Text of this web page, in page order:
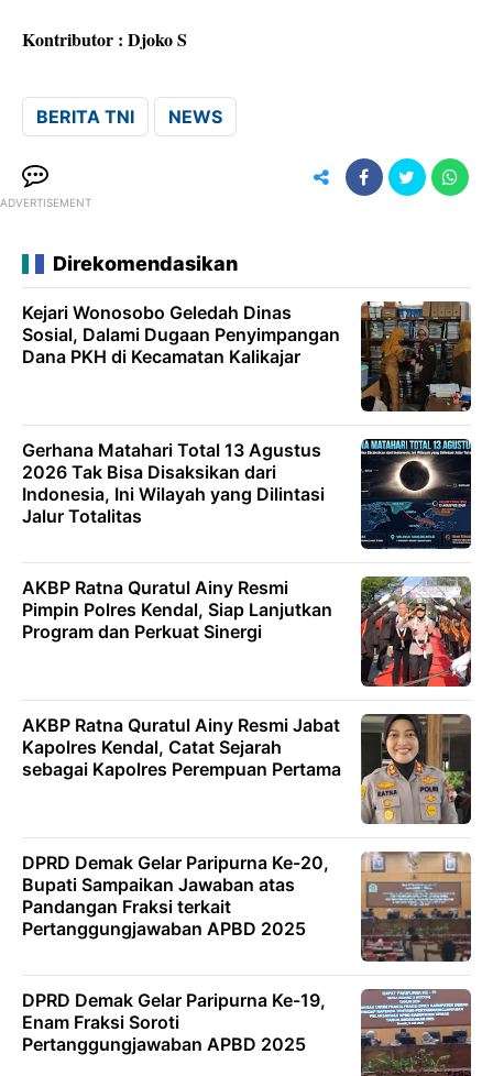
Kontributor : Djoko S
BERITA TNI NEWS
ADVERTISEMENT
Direkomendasikan
Kejari Wonosobo Geledah Dinas
Sosial, Dalami Dugaan Penyimpangan
Dana PKH di Kecamatan Kalikajar
Gerhana Matahari Total 13 Agustus
2026 Tak Bisa Disaksikan dari
Indonesia, Ini Wilayah yang Dilintasi
Jalur Totalitas
AKBP Ratna Quratul Ainy Resmi
Pimpin Polres Kendal, Siap Lanjutkan
Program dan Perkuat Sinergi
AKBP Ratna Quratul Ainy Resmi Jabat
Kapolres Kendal, Catat Sejarah
sebagai Kapolres Perempuan Pertama
DPRD Demak Gelar Paripurna Ke-20,
Bupati Sampaikan Jawaban atas
Pandangan Fraksi terkait
Pertanggungjawaban APBD 2025
DPRD Demak Gelar Paripurna Ke-19,
Enam Fraksi Soroti
Pertanggungjawaban APBD 2025